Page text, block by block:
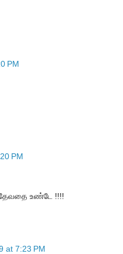
PM
PM
தேவதை உண்டே !!!!
at 7:23 PM